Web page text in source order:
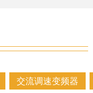
交流调速变频器